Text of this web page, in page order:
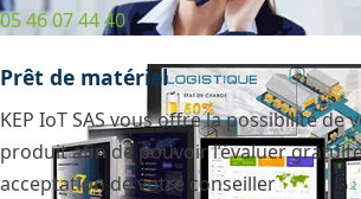
05 46 07 44 40
Prêt de matériel
KEP IoT SAS vous offre la possibilité de
produit afin de pouvoir l’évaluer
acceptation de votre conseiller